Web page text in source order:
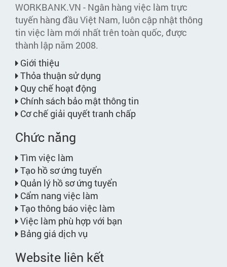
WORKBANK.VN - Ngân hàng việc làm trực
tuyến hàng đầu Việt Nam, luôn cập nhật thông
tin việc làm mới nhất trên toàn quốc, được
thành lập năm 2008.
Giới thiệu
Thỏa thuận sử dụng
Quy chế hoạt động
Chính sách bảo mật thông tin
Cơ chế giải quyết tranh chấp
Chức năng
Tìm việc làm
Tạo hồ sơ ứng tuyển
Quản lý hồ sơ ứng tuyển
Cẩm nang việc làm
Tạo thông báo việc làm
Việc làm phù hợp với bạn
Bảng giá dịch vụ
Website liên kết